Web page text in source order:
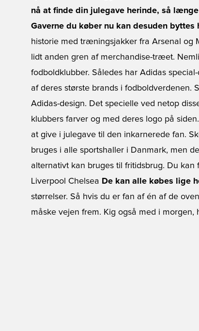
nå at finde din julegave herinde, så
Gaverne du køber nu kan desuden byttes
historie med træningsjakker fra Arsenal og
lidt anden gren af merchandise-træet.
fodboldklubber. Således har Adidas
af deres største brands i fodboldverdenen.
Adidas-design. Det specielle ved netop
klubbers farver og med deres logo på
at give i julegave til den inkarnerede fan.
bruges i alle sportshaller i Danmark, men
alternativt kan bruges til fritidsbrug. Du
Liverpool Chelsea De kan alle købes lige
størrelser. Så hvis du er fan af én af de
måske vejen frem. Kig også med i